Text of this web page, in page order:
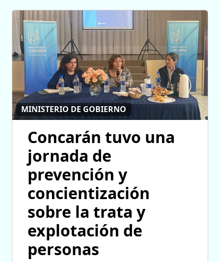
MINISTERIO DE GOBIERNO
Concarán tuvo una
jornada de
prevención y
concientización
sobre la trata y
explotación de
personas